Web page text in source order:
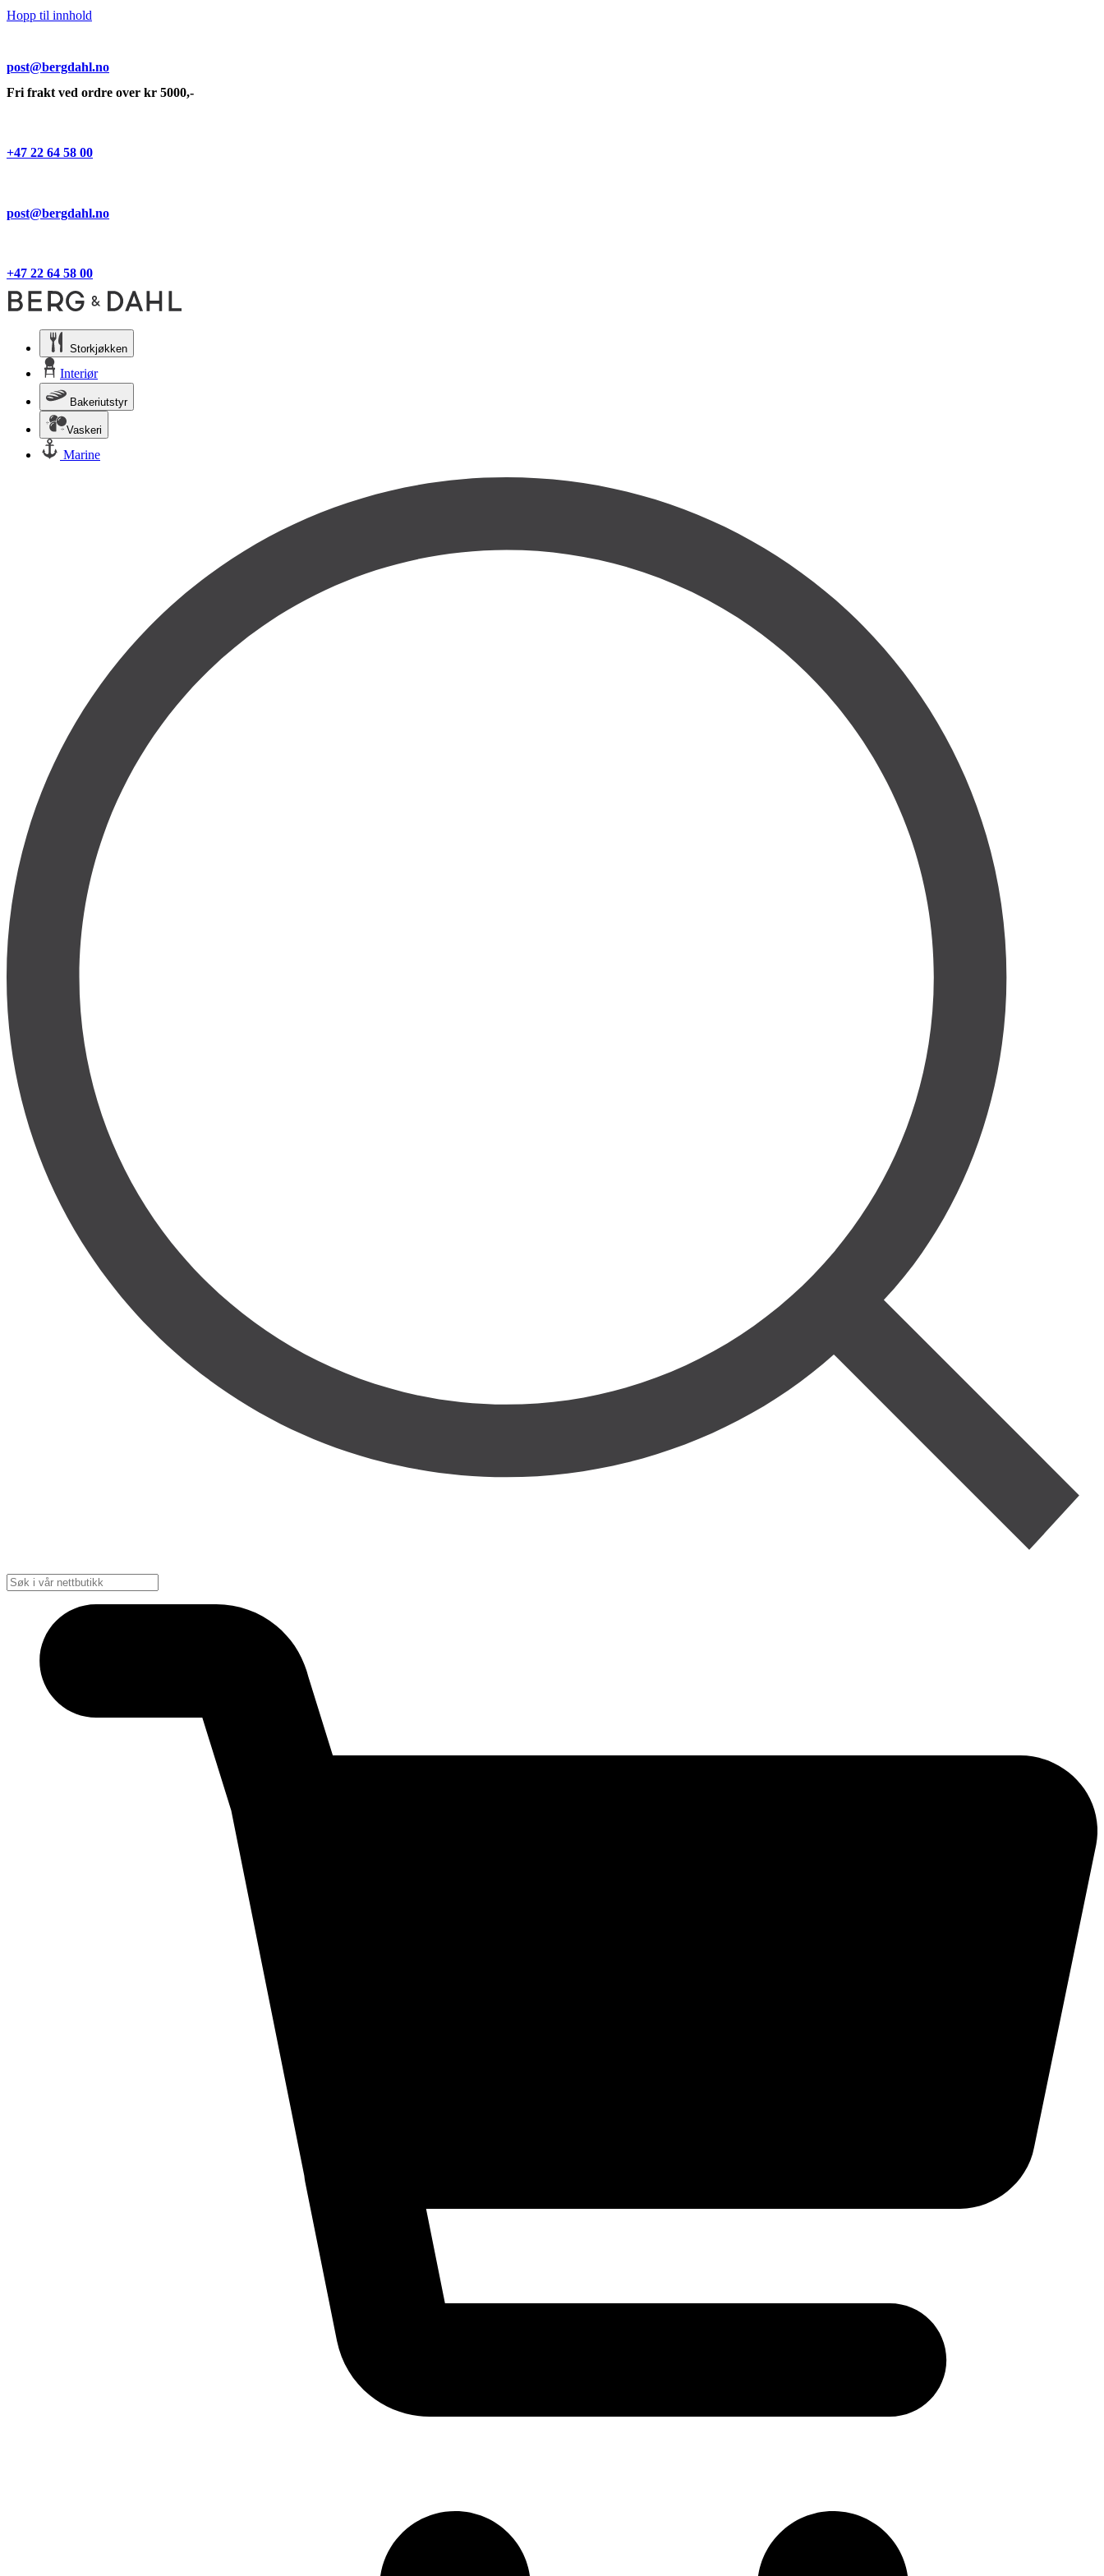
Hopp til innhold
post@bergdahl.no
Fri frakt ved ordre over kr 5000,-
+47 22 64 58 00
post@bergdahl.no
+47 22 64 58 00
Storkjøkken
Interiør
Bakeriutstyr
Vaskeri
Marine